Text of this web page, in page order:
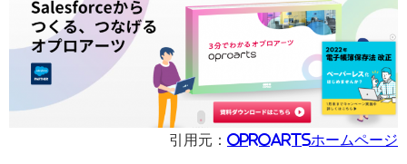
引用元： OPROARTSホームページ